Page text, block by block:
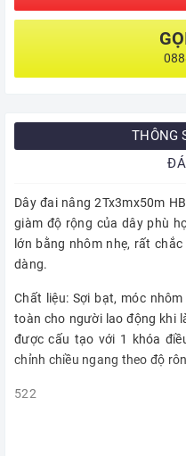
THÔNG
Dây đai nâng 2Tx3mx50m
giàm độ rộng của dây phù
lớn bằng nhôm nhẹ, rất
dàng.
Chất liệu: Sợi bạt, móc
toàn cho người lao động khi
được cấu tạo với 1 khóa
chỉnh chiều ngang theo độ
522